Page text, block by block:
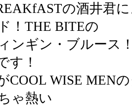
の酒井君
！THE BITEの
ンギン・ブルース
す！
COOL WISE MEN
ゃ熱い